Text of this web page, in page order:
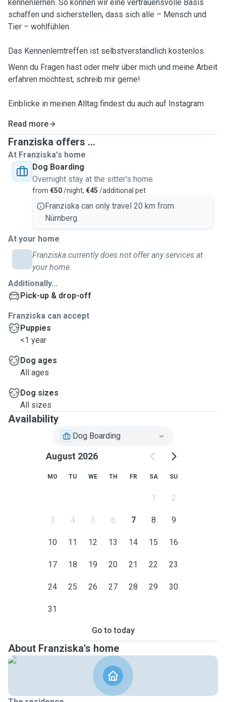
kennenlernen. So können wir eine vertrauensvolle Basis
schaffen und sicherstellen, dass sich alle – Mensch und
Tier – wohlfühlen.
Das Kennenlerntreffen ist selbstverständlich kostenlos.
Wenn du Fragen hast oder mehr über mich und meine Arbeit
erfahren möchtest, schreib mir gerne!
Einblicke in meinen Alltag findest du auch auf Instagram
Read more
Franziska offers ...
At Franziska's home
Dog Boarding
Overnight stay at the sitter's home
from €50/night, €45 /additional pet
Franziska can only travel 20 km from
Nürnberg.
At your home
Franziska currently does not offer any services at
your home.
Additionally...
Pick-up & drop-off
Franziska can accept
Puppies
<1 year
Dog ages
All ages
Dog sizes
All sizes
Availability
Dog Boarding
August 2026
MO TU WE TH FR SA SU
1 2
3 4 5 6 7 8 9
10 11 12 13 14 15 16
17 18 19 20 21 22 23
24 25 26 27 28 29 30
31
Go to today
About Franziska's home